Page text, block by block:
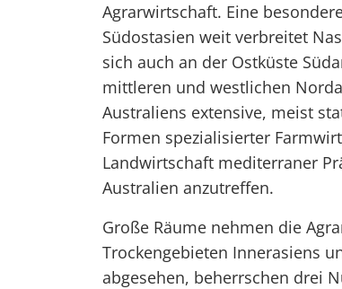
Agrarwirtschaft. Eine
Südostasien weit verbreitet
sich auch an der Ostküste
mittleren und westlichen
Australiens extensive, meist
Formen spezialisierter
Landwirtschaft mediterraner
Australien anzutreffen.
Große Räume nehmen die
Trockengebieten Innerasiens
abgesehen, beherrschen drei